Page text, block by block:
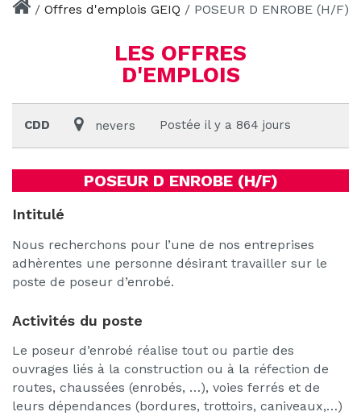
/ Offres d'emplois GEIQ / POSEUR D ENROBE (H/F)
LES OFFRES
D'EMPLOIS
CDD nevers Postée il y a 864 jours
POSEUR D ENROBE (H/F)
Intitulé
Nous recherchons pour l’une de nos entreprises
adhèrentes une personne désirant travailler sur le
poste de poseur d’enrobé.
Activités du poste
Le poseur d’enrobé réalise tout ou partie des
ouvrages liés à la construction ou à la réfection de
routes, chaussées (enrobés, …), voies ferrés et de
leurs dépendances (bordures, trottoirs, caniveaux,…)